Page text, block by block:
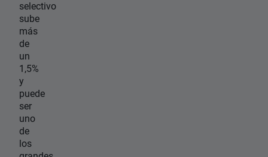
selectivo
sube
más
de
un
1,5%
y
puede
ser
uno
de
los